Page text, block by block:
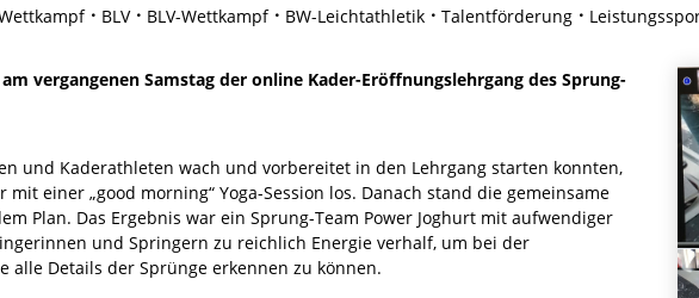
BLV BLV-Wettkampf BW-Leichtathletik Talentförderung
vergangenen Samstag der online Kader-Eröffnungslehrgang des Sprung-
und Kaderathleten wach und vorbereitet in den Lehrgang starten konnten,
mit einer „good morning“ Yoga-Session los. Danach stand die gemeinsame
Plan. Das Ergebnis war ein Sprung-Team Power Joghurt mit aufwendiger
und Springern zu reichlich Energie verhalf, um bei der
alle Details der Sprünge erkennen zu können.